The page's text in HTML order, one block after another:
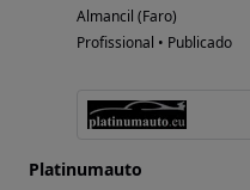
Almancil (Faro)
Profissional • Publicado
Platinumauto